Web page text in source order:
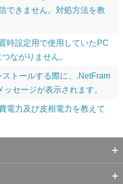
できません。対処方法を教
時設定用で使用していたPC
ながりません。
トールする際に、.NetFram
セージが表示されます。
電力及び皮相電力を教えて